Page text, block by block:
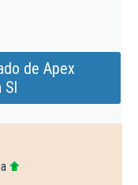
de Apex
Sl